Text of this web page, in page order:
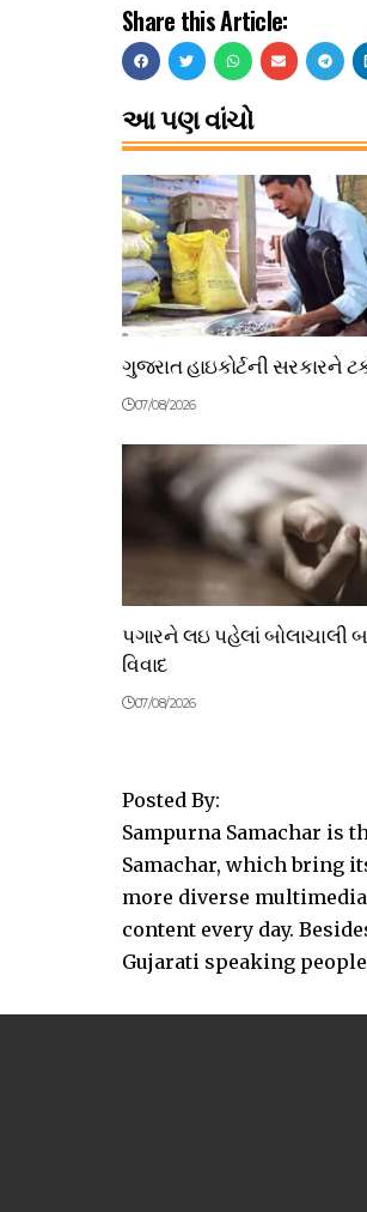
Share this Article:
આ પણ વાંચો
ગુજરાત હાઇકોર્ટની સરકારને
07/08/2026
પગારને લઇ પહેલાં બોલાચાલી
વિવાદ
07/08/2026
Posted By:
Sampurna Samachar is
Samachar, which bring
more diverse
content every day.
Gujarati speaking